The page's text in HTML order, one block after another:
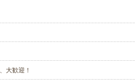
大歓迎！